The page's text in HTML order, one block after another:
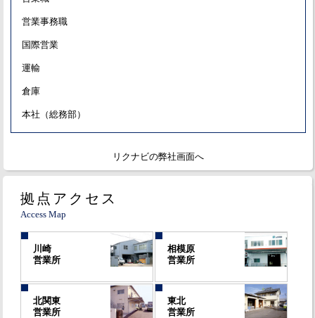
営業事務職
国際営業
運輸
倉庫
本社（総務部）
リクナビの弊社画面へ
拠点アクセス
Access Map
川崎
営業所
相模原
営業所
北関東
営業所
東北
営業所